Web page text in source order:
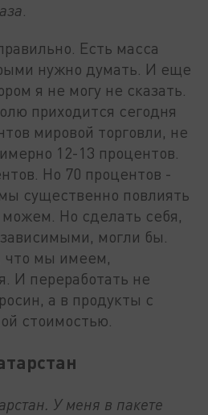
Есть масса
нужно думать. И еще
я не могу не сказать.
приходится сегодня
мировой торговли, не
12-13 процентов.
Но 70 процентов -
существенно повлиять
Но сделать себя,
могли бы.
что мы имеем,
И переработать не
а в продукты с
стоимостью.
У меня в пакете